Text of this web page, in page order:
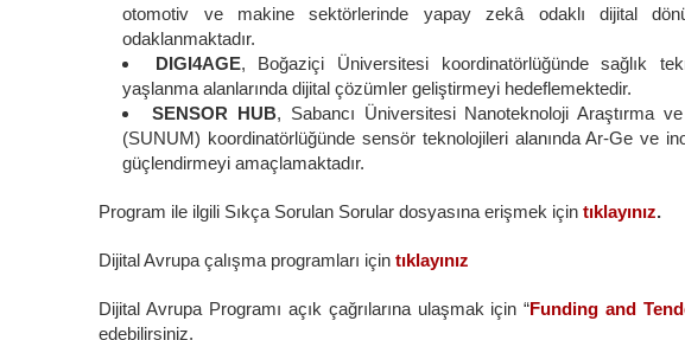
otomotiv ve makine sektörlerinde yapay zekâ odaklı dijital
odaklanmaktadır.
DIGI4AGE, Boğaziçi Üniversitesi koordinatörlüğünde sağlık
yaşlanma alanlarında dijital çözümler geliştirmeyi hedeflemektedir.
SENSOR HUB, Sabancı Üniversitesi Nanoteknoloji Araştırma
(SUNUM) koordinatörlüğünde sensör teknolojileri alanında Ar-Ge ve
güçlendirmeyi amaçlamaktadır.
Program ile ilgili Sıkça Sorulan Sorular dosyasına erişmek içintıklayınız.
Dijital Avrupa çalışma programları içintıklayınız
Dijital Avrupa Programı açık çağrılarına ulaşmak için “Funding and
edebilirsiniz.